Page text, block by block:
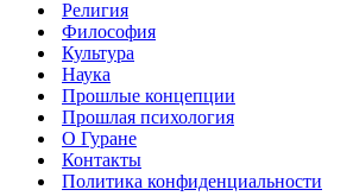
Религия
Философия
Культура
Наука
Прошлые концепции
Прошлая психология
О Гуране
Контакты
Политика конфиденциальности